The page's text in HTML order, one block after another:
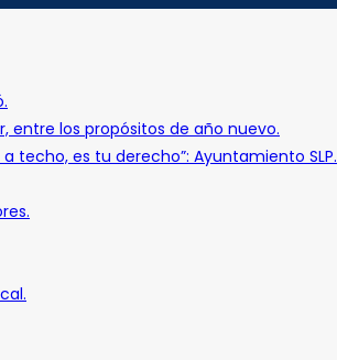
entre los propósitos de año nuevo.
a techo, es tu derecho”: Ayuntamiento SLP.